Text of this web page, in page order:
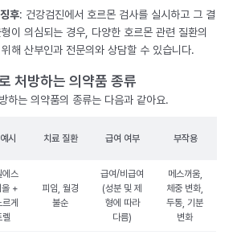
후: 건강검진에서 호르몬 검사를 실시하고 그 결
이 의심되는 경우, 다양한 호르몬 관련 질환의
해 산부인과 전문의와 상담할 수 있습니다.
처방하는 의약품 종류
하는 의약품의 종류는 다음과 같아요.
시 치료 질환 급여 여부 부작용
에스
올 +
게
렐
피임, 월경
불순
급여/비급여
(성분 및 제
형에 따라
다름)
메스꺼움,
체중 변화,
두통, 기분
변화